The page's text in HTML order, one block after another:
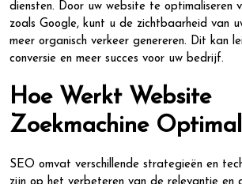
diensten. Door uw website te optimaliseren
zoals Google, kunt u de zichtbaarheid van
meer organisch verkeer genereren. Dit kan
conversie en meer succes voor uw bedrijf.
Hoe Werkt Website
Zoekmachine
SEO omvat verschillende strategieën en